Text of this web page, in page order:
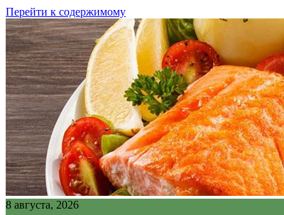
Перейти к содержимому
8 августа, 2026